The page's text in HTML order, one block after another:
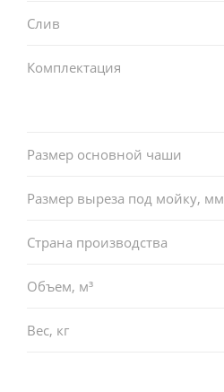
Слив
Комплектация
Размер основной чаши
Размер выреза под мойку, мм
Страна производства
Объем, м³
Вес, кг